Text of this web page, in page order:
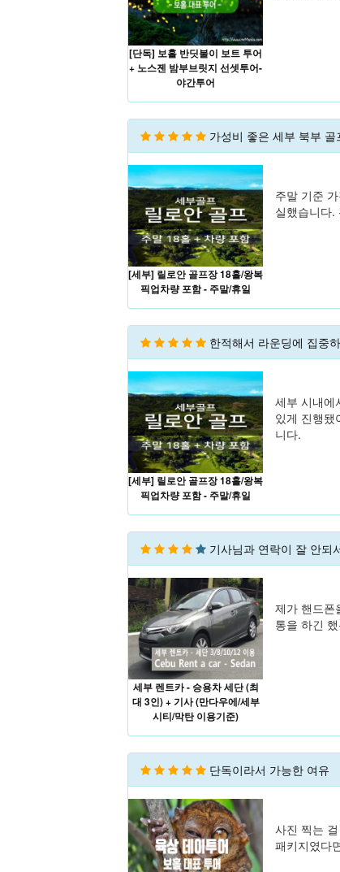
[단독] 보홀 반딧불이 보트 투어
+ 노스젠 밤부브릿지 선셋투어-
야간투어
가성비 좋은 세부 북부 골
[세부] 릴로안 골프장 18홀/왕복
픽업차량 포함 - 주말/휴일
주말 기준
실했습니다.
한적해서 라운딩에 집중
[세부] 릴로안 골프장 18홀/왕복
픽업차량 포함 - 주말/휴일
세부 시내에
있게 진행됐
니다.
기사님과 연락이 잘 안되
세부 렌트카 - 승용차 세단 (최
대 3인) + 기사 (만다우에/세부
시티/막탄 이용기준)
제가 핸드폰
통을 하긴
단독이라서 가능한 여유
사진 찍는
패키지였다